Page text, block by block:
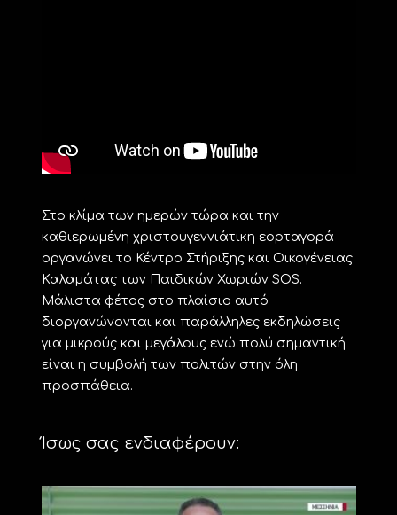
Στο κλίμα των ημερών τώρα και την
καθιερωμένη χριστουγεννιάτικη εορταγορά
οργανώνει το Κέντρο Στήριξης και Οικογένειας
Καλαμάτας των Παιδικών Χωριών SOS.
Μάλιστα φέτος στο πλαίσιο αυτό
διοργανώνονται και παράλληλες εκδηλώσεις
για μικρούς και μεγάλους ενώ πολύ σημαντική
είναι η συμβολή των πολιτών στην όλη
προσπάθεια.
Ίσως σας ενδιαφέρουν: